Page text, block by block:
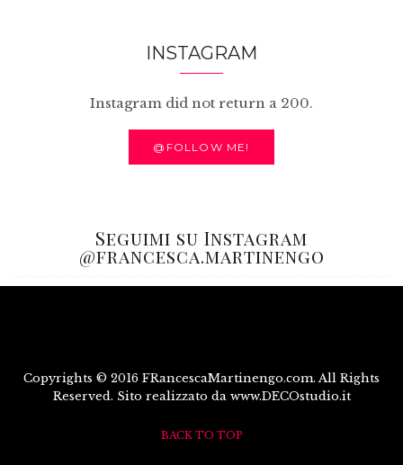
INSTAGRAM
Instagram did not return a 200.
@FOLLOW ME!
Seguimi su Instagram
@francesca.martinengo
Copyrights © 2016 FRancescaMartinengo.com. All Rights
Reserved. Sito realizzato da www.DECOstudio.it
BACK TO TOP